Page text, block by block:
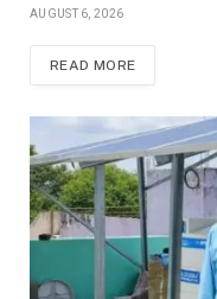
AUGUST 6, 2026
READ MORE